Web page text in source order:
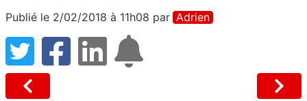
Publié le 2/02/2018 à 11h08 par Adrien